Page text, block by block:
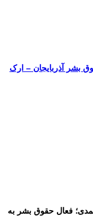
بشر آذربایجان – ارک
فعال حقوق بشر به